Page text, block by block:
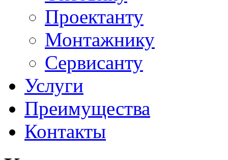
Проектанту
Монтажнику
Сервисанту
Услуги
Преимущества
Контакты